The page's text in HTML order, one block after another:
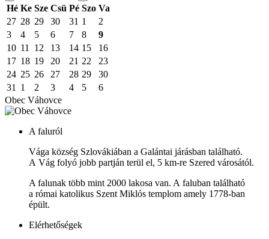
Hé Ke Sze Csü Pé Szo Va
27 28 29 30 31 1
2
3
4 5 6 7 8
9
10 11 12 13 14 15
16
17 18 19 20 21 22
23
24 25 26 27 28 29
30
31
1 2 3 4 5
6
Obec Váhovce
A faluról
Vága község Szlovákiában a Galántai járásban található.
A Vág folyó jobb partján terül el, 5 km-re Szered városától.
A falunak több mint 2000 lakosa van. A faluban található
a római katolikus Szent Miklós templom amely 1778-ban
épült.
Elérhetőségek